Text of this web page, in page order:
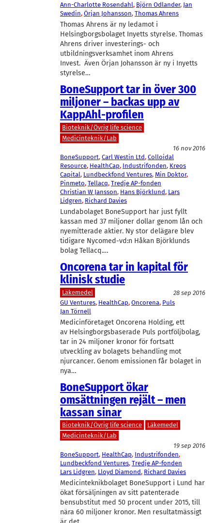
Ann-Charlotte Rosendahl, Björn Odlander, Jan
Swedin, Örjan Johansson, Thomas Ahrens
Thomas Ahrens är ny ledamot i
Helsingborgsbolaget Inyetts styrelse. Thomas
Ahrens driver investerings- och
utbildningsverksamhet inom Ahrens
Invest. Även Örjan Johansson är ny i Inyetts
styrelse…
BoneSupport tar in över 300
miljoner – backas upp av
KappAhl-profilen
Bioteknik/Övrig life science
Medicinteknik/Lab
16 nov 2016
BoneSupport, Carl Westin Ltd, Colloidal
Resource, HealthCap, Industrifonden, Kreos
Capital, Lundbeckfond Ventures, Min Doktor
Pinmeto, Tellacq, Tredje AP-fonden
Christian W Jansson, Hans Björklund, Lars
Lidgren, Richard Davies
Lundabolaget BoneSupport har just fyllt
kassan med 37 miljoner dollar genom lån och
nyemitterade aktier. Ny stor delägare blev
tidigare Nycomed-vd:n Håkan Björklunds
bolag Tellacq.…
Oncorena tar in kapital för
klinisk studie
Läkemedel
28 sep 2016
GU Ventures, HealthCap, Oncorena, Puls
Jan Törnell
Medicinföretaget Oncorena Holding, ett
av Helsingborgsbaserade Puls portföljbolag,
tar in 24 miljoner kronor för fortsatt
utveckling av bolagets behandling mot
njurcancer. Genom emissionen får bolaget in
nya…
BoneSupport ökar
omsättningen rejält – men
kassan sinar
Bioteknik/Övrig life science
Läkemedel
Medicinteknik/Lab
19 sep 2016
BoneSupport, HealthCap, Industrifonden
Lundbeckfond Ventures, Tredje AP-fonden
Lars Lidgren, Lloyd Diamond, Richard Davies
Medicinteknikbolaget BoneSupport i Lund har
ökat försäljningen av sitt patenterade
bensubstitut med 50 procent under 2015, till
nära 60 miljoner kronor. Men resultatmässigt